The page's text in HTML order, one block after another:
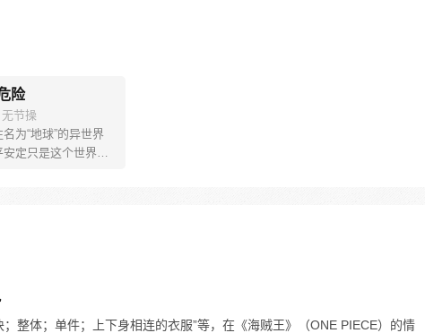
险
节操
为“地球”的异世界
定只是这个世界的
夜不能寐的都市传
；整体；单件；上下身相连的衣服”等，在《海贼王》（ONE PIECE）的情